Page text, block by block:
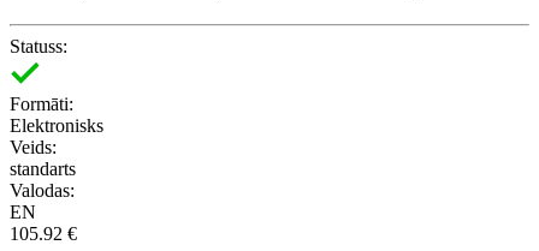
Statuss:
Formāti:
Elektronisks
Veids:
standarts
Valodas:
EN
105.92 €